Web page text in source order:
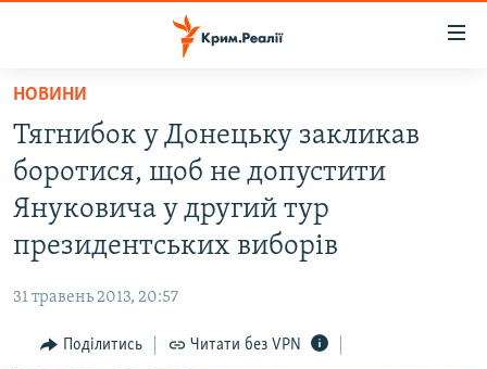
Перейти
основного
матеріалу
Перейти
до
основної
Перейти
пошуку
ВОДА.КРИМ
ВІДЕО ТА ФОТО
ПОГЛЯД
ІНТЕРВ'Ю
НОВИНИ
Тягнибок у Донецьку закликав
боротися, щоб не допустити
Януковича у другий тур
президентських виборів
31 травень 2013, 20:57
Поділитись Читати без VPN